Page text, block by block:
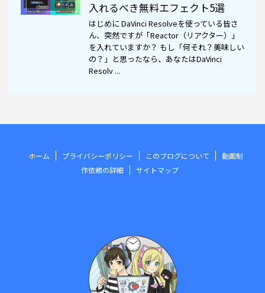
入れるべき無料エフェクト5選
はじめに DaVinci Resolveを使っている皆さ
ん、突然ですが「Reactor（リアクター）」
を入れていますか？ もし「何それ？美味しい
の？」と思ったなら、あなたはDaVinci
Resolv ...
ホーム プライバシーポリシー このブログについて
動画制
作依頼の詳細
サイトマップ